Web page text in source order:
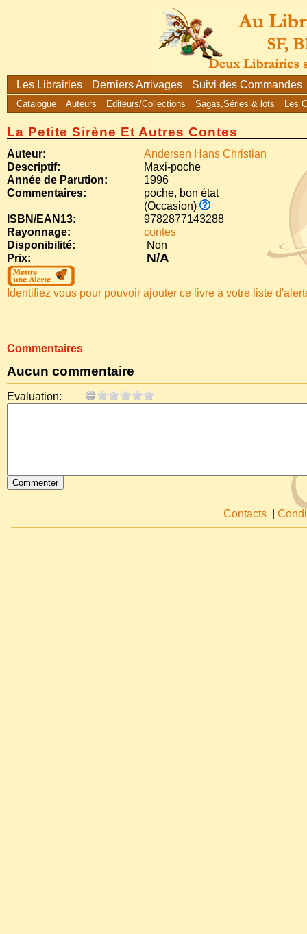
Les Librairies Derniers Arrivages Suivi des Commandes
Catalogue Auteurs Editeurs/Collections Sagas,Séries & lots Les
La Petite Sirène Et Autres Contes
Auteur:
Andersen Hans Christian
Descriptif:
Maxi-poche
Année de Parution:
1996
Commentaires:
poche, bon état
(Occasion)
ISBN/EAN13:
9782877143288
Rayonnage:
contes
Disponibilité:
Non
Prix:
N/A
Identifiez vous pour pouvoir ajouter ce livre a votre liste
Commentaires
Aucun commentaire
Evaluation:
Contacts |